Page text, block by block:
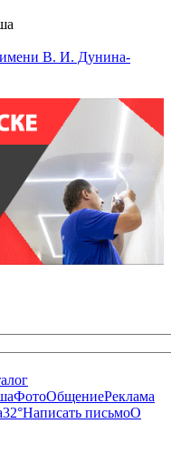
имени В. И. Дунина-
ФотоОбщениеРеклама
32°Написать письмоО